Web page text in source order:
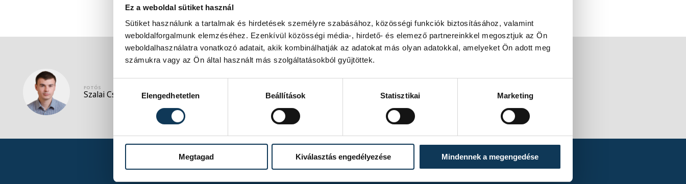
Ez a weboldal sütiket használ
Sütiket használunk a tartalmak és hirdetések személyre szabásához, közösségi funkciók biztosításához, valamint
weboldalforgalmunk elemzéséhez. Ezenkívül közösségi média-, hirdető- és elemező partnereinkkel megosztjuk az Ön
weboldalhasználatra vonatkozó adatait, akik kombinálhatják az adatokat más olyan adatokkal, amelyeket Ön adott meg
számukra vagy az Ön által használt más szolgáltatásokból gyűjtöttek.
Elengedhetetlen
Beállítások Statisztikai Marketing
Megtagad Kiválasztás engedélyezése Mindennek a megengedése
FOTÓS
Szalai Csaba
TOVÁBBI ALBUMOK